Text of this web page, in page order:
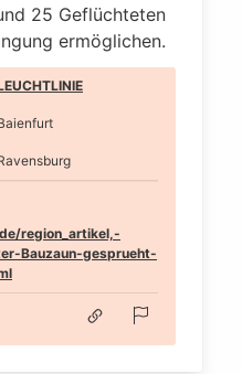
25 Geflüchteten
ermöglichen.
region_artikel,-
Bauzaun-gesprueht-